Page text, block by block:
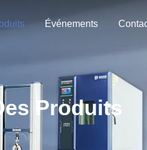
Événements
Produits